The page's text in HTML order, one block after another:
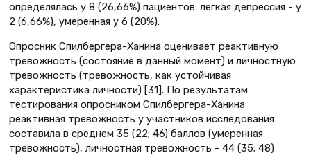
определялась у 8 (26,66%) пациентов: легкая депрессия - у
2 (6,66%), умеренная у 6 (20%).
Опросник Спилбергера-Ханина оценивает реактивную
тревожность (состояние в данный момент) и личностную
тревожность (тревожность, как устойчивая
характеристика личности) [31]. По результатам
тестирования опросником Спилбергера-Ханина
реактивная тревожность у участников исследования
составила в среднем 35 (22; 46) баллов (умеренная
тревожность), личностная тревожность - 44 (35; 48)